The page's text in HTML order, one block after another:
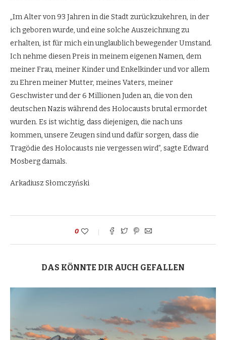
„Im Alter von 93 Jahren in die Stadt zurückzukehren, in der
ich geboren wurde, und eine solche Auszeichnung zu
erhalten, ist für mich ein unglaublich bewegender Umstand.
Ich nehme diesen Preis in meinem eigenen Namen, dem
meiner Frau, meiner Kinder und Enkelkinder und vor allem
zu Ehren meiner Mutter, meines Vaters, meiner
Geschwister und der 6 Millionen Juden an, die von den
deutschen Nazis während des Holocausts brutal ermordet
wurden. Es ist wichtig, dass diejenigen, die nach uns
kommen, unsere Zeugen sind und dafür sorgen, dass die
Tragödie des Holocausts nie vergessen wird”, sagte Edward
Mosberg damals.
Arkadiusz Słomczyński
0
DAS KÖNNTE DIR AUCH GEFALLEN